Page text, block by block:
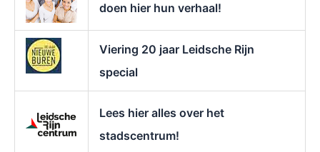
doen hier hun verhaal!
Viering 20 jaar Leidsche Rijn
special
Lees hier alles over het
stadscentrum!